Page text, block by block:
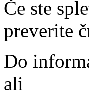
Če ste
preverite
Do
ali